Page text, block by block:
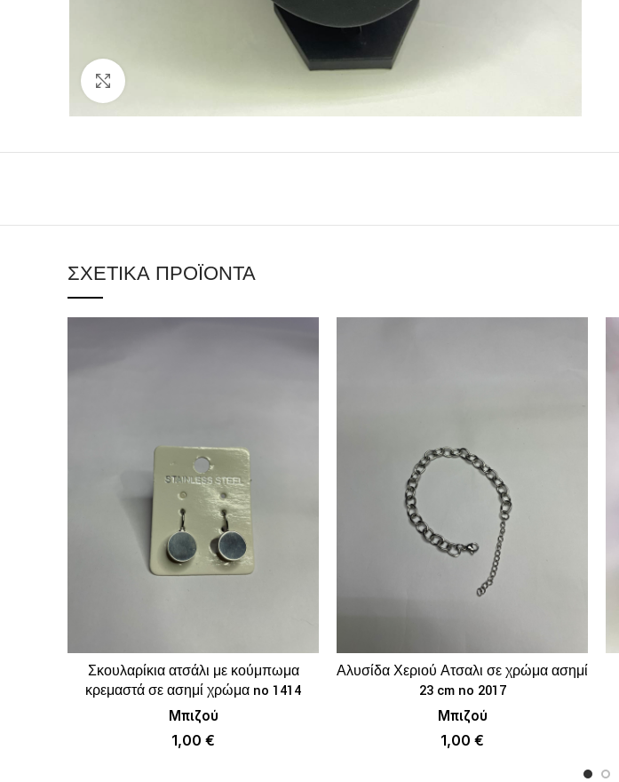
ΣΧΕΤΙΚΆ ΠΡΟΪΌΝΤΑ
ΠΡΟΣΘΉΚΗ ΣΤΟ ΚΑΛΆΘΙ
Σκουλαρίκια ατσάλι με κούμπωμα
κρεμαστά σε ασημί χρώμα no 1414
Μπιζού
1,00 €
ΠΡΟΣΘΉΚΗ ΣΤΟ ΚΑΛΆΘΙ
Αλυσίδα Χεριού Ατσαλι σε χρώμα ασημί
23 cm no 2017
Μπιζού
1,00 €